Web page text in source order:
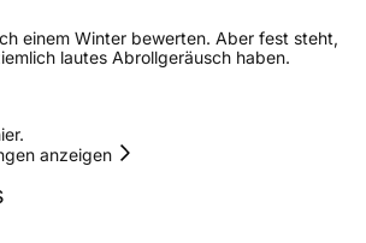
einem Winter bewerten. Aber fest steht,
lautes Abrollgeräusch haben.
anzeigen